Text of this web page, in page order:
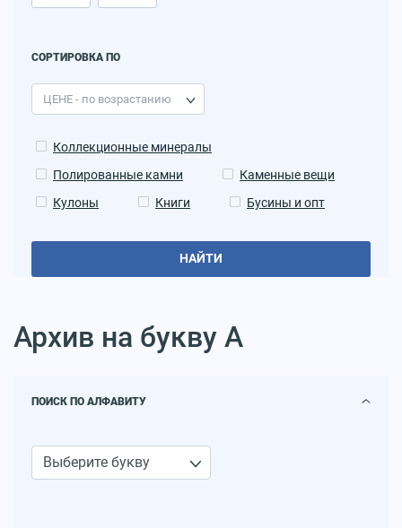
СОРТИРОВКА ПО
Коллекционные минералы
Полированные камни
Каменные вещи
Кулоны
Книги Бусины и опт
НАЙТИ
Архив на букву А
ПОИСК ПО АЛФАВИТУ